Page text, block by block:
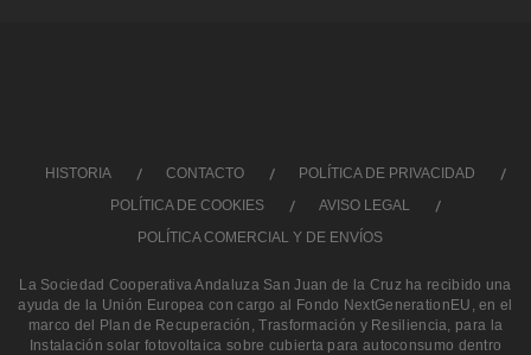
HISTORIA CONTACTO
POLÍTICA DE PRIVACIDAD
POLÍTICA DE COOKIES
AVISO LEGAL
POLÍTICA COMERCIAL Y DE ENVÍOS
La Sociedad Cooperativa Andaluza San Juan de la Cruz ha recibido una
ayuda de la Unión Europea con cargo al Fondo NextGenerationEU, en el
marco del Plan de Recuperación, Trasformación y Resiliencia, para la
Instalación solar fotovoltaica sobre cubierta para autoconsumo dentro